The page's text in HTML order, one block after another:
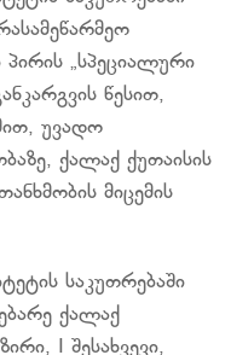
„სპეციალური
წესით,
უვადო
ქალაქ ქუთაისის
მიცემის
საკუთრებაში
ქალაქ
I შესახვევი,